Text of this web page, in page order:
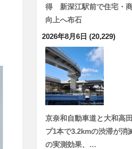
得 新深江駅前で住宅・
向上へ布石
2026年8月6日 (20,229)
京奈和自動車道と大和高
プ1本で3.2kmの渋滞が消
の実測効果、…